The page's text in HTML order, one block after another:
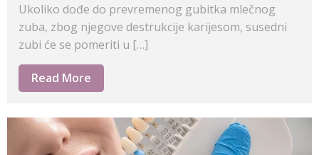
Ukoliko dođe do prevremenog gubitka mlečnog
zuba, zbog njegove destrukcije karijesom, susedni
zubi će se pomeriti u […]
Read More